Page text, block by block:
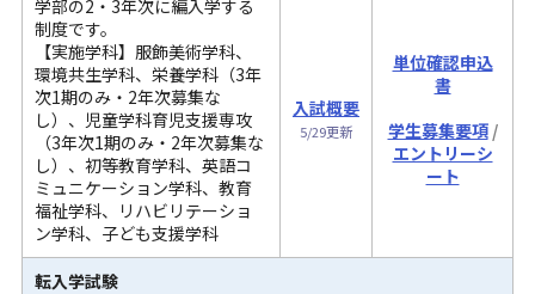
学部の2・3年次に編入学する
制度です。
【実施学科】服飾美術学科、
環境共生学科、栄養学科（3年
次1期のみ・2年次募集な
し）、児童学科育児支援専攻
（3年次1期のみ・2年次募集な
し）、初等教育学科、英語コ
ミュニケーション学科、教育
福祉学科、リハビリテーショ
ン学科、子ども支援学科
入試概要
5/29更新
単位確認申込
書
学生募集要項/
エントリーシ
ート
転入学試験